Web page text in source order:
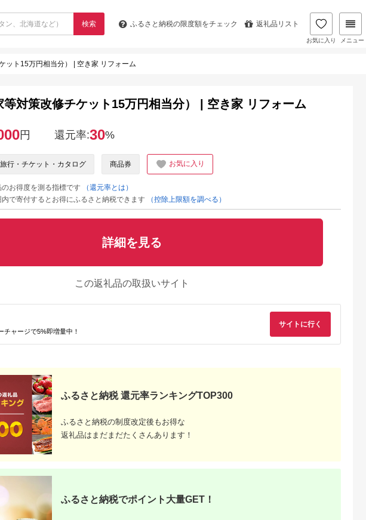
検索 ふるさと納税の限度額をチェック 返礼品リスト
お気に入り メニュー
ット15万円相当分） | 空き家 リフォーム
出典：楽天ふるさと納
税
岡山県 瀬戸内市
石川県 金沢市
等対策改修チケット15万円相当分） | 空き家 リフォーム
円 還元率:30%
旅行・チケット・カタログ 商品券 お気に入り
お得度を測る指標です
（還元率とは）
で寄付するとお得にふるさと納税できます
（控除上限額を調べる）
詳細を見る
この返礼品の取扱いサイト
チャージで5%即増量中！
サイトに行く
ふるさと納税 還元率ランキングTOP300
ふるさと納税の制度改定後もお得な
返礼品はまだまだたくさんあります！
ふるさと納税でポイント大量GET！